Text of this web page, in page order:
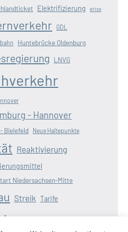
Elektrifizierung erixx
GDL
Huntebrücke Oldenburg
LNVG
- Hannover
Bielefeld Neue Haltepunkte
Reaktivierung
Niedersachsen-Mitte
Streik Tarife